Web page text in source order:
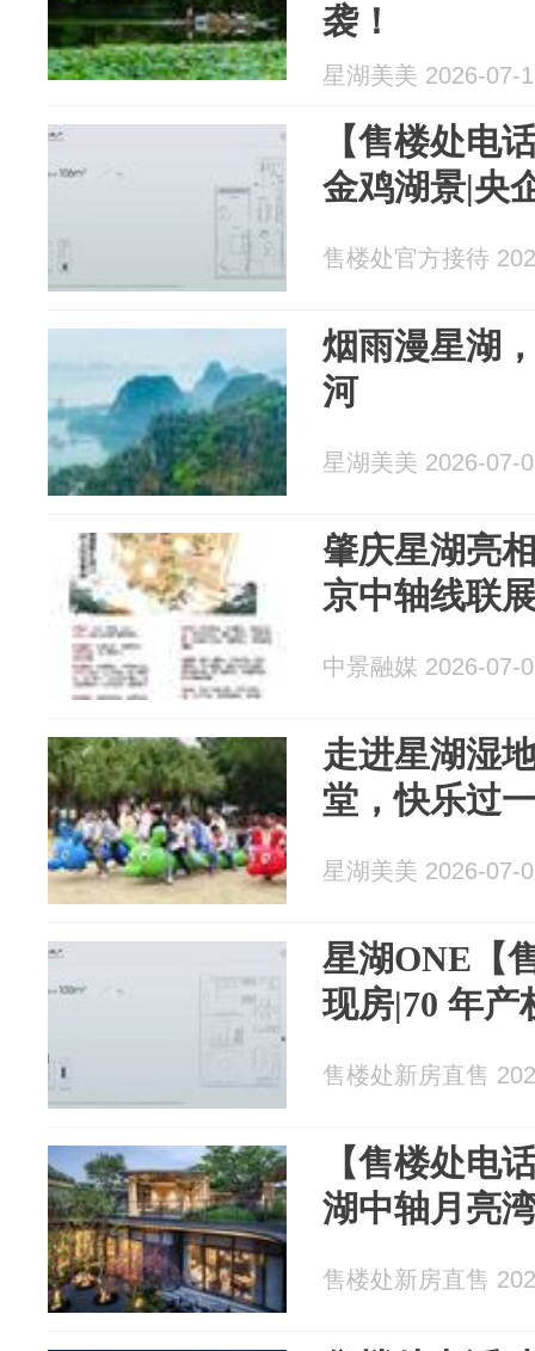
袭！
星湖美美 2026-07-
【售楼处电
金鸡湖景|央
售楼处官方接待
烟雨漫星湖
河
星湖美美 2026-07-
肇庆星湖亮
京中轴线联
中景融媒 2026-07-
走进星湖湿
堂，快乐过
星湖美美 2026-07-
星湖ONE【
现房|70 年产
售楼处新房直售
【售楼处电
湖中轴月亮
售楼处新房直售